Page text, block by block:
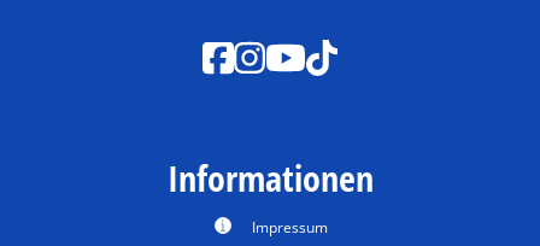
Informationen
Impressum